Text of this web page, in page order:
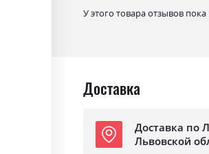
Материал
У этого товара отзывов пока
Доставка
Доставка по
Львовской